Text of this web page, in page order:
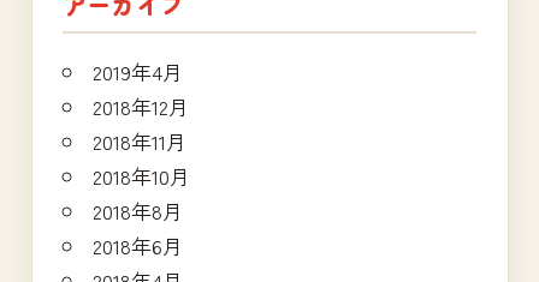
2019年4月
2018年12月
2018年11月
2018年10月
2018年8月
2018年6月